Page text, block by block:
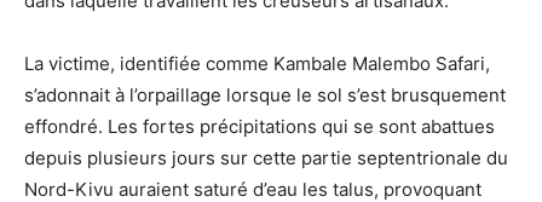
La victime, identifiée comme Kambale Malembo Safari,
s’adonnait à l’orpaillage lorsque le sol s’est brusquement
effondré. Les fortes précipitations qui se sont abattues
depuis plusieurs jours sur cette partie septentrionale du
Nord-Kivu auraient saturé d’eau les talus, provoquant